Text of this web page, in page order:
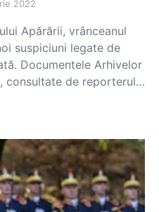
2022
Apărării, vrânceanul
suspiciuni legate de
Documentele Arhivelor
consultate de reporterul…